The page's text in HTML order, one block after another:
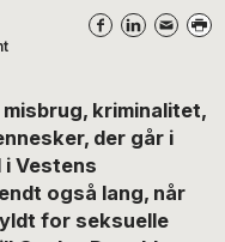
misbrug, kriminalitet,
der går i
Vestens
også lang, når
for seksuelle